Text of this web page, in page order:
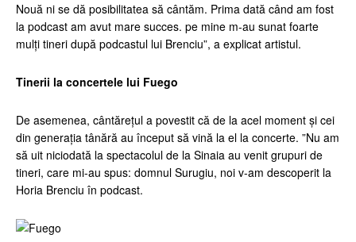
Nouă ni se dă posibilitatea să cântăm. Prima dată când am fost
la podcast am avut mare succes. pe mine m-au sunat foarte
mulți tineri după podcastul lui Brenciu”, a explicat artistul.
Tinerii la concertele lui Fuego
De asemenea, cântărețul a povestit că de la acel moment și cei
din generația tânără au început să vină la el la concerte. ”Nu am
să uit niciodată la spectacolul de la Sinaia au venit grupuri de
tineri, care mi-au spus: domnul Surugiu, noi v-am descoperit la
Horia Brenciu în podcast.